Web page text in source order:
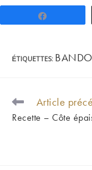
ÉTIQUETTES:
READ
MORE
ARTICLES
Article
Recette – Côte